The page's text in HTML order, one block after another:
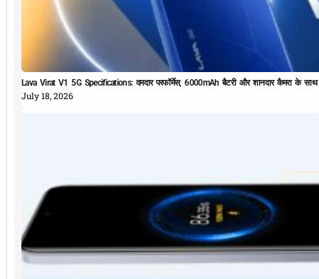
Lava Virat V1 5G Specifications: दमदार परफॉर्मेस, 6000mAh बैटरी और शानदार कैमरा के
July 18, 2026